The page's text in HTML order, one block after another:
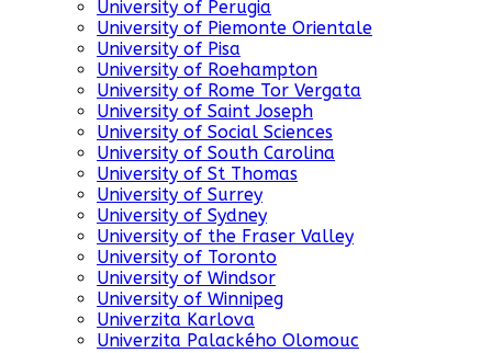
University of Perugia
University of Piemonte Orientale
University of Pisa
University of Roehampton
University of Rome Tor Vergata
University of Saint Joseph
University of Social Sciences
University of South Carolina
University of St Thomas
University of Surrey
University of Sydney
University of the Fraser Valley
University of Toronto
University of Windsor
University of Winnipeg
Univerzita Karlova
Univerzita Palackého Olomouc